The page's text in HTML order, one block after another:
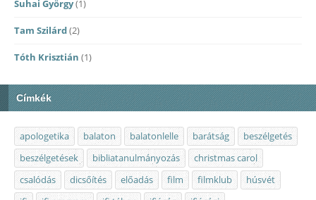
Suhai György(1)
Tam Szilárd(2)
Tóth Krisztián (1)
Címkék
apologetika balaton balatonlelle barátság
beszélgetés
beszélgetések
bibliatanulmányozás
christmas carol
csalódás
dicsőítés előadás film filmklub
húsvét